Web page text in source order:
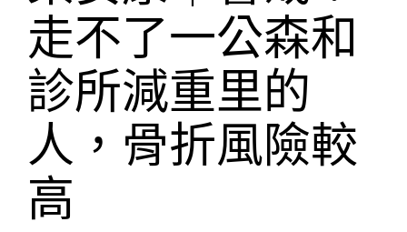
走不了一公森和
診所減重里的
人，骨折風險較
高